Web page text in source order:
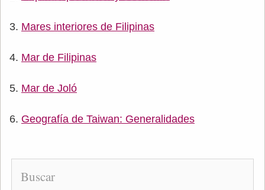
Mares interiores de Filipinas
Mar de Filipinas
Mar de Joló
Geografía de Taiwan: Generalidades
Buscar